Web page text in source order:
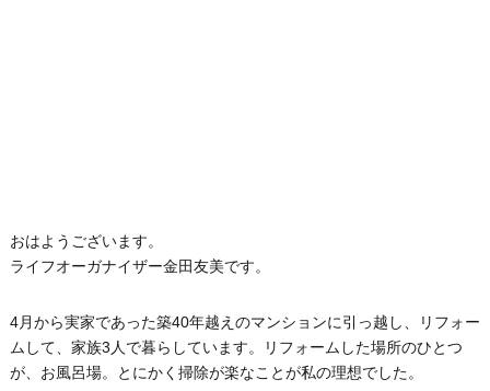
おはようございます。
ライフオーガナイザー金田友美です。
4月から実家であった築40年越えのマンションに引っ越し、リフォー
ムして、家族3人で暮らしています。リフォームした場所のひとつ
が、お風呂場。とにかく掃除が楽なことが私の理想でした。